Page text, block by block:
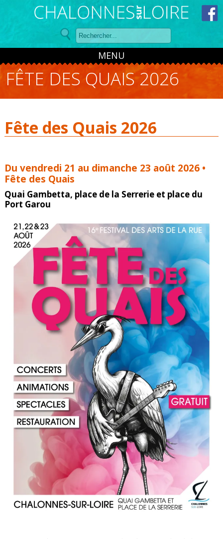
Panneau de gestion des cookies
MENU
FÊTE DES QUAIS 2026
Fête des Quais 2026
Du vendredi 21 au dimanche 23 août 2026 •
Fête des Quais
Quai Gambetta, place de la Serrerie et place du
Port Garou